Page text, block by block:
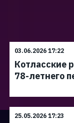
03.06.2026 17:22
Котласские
78-летнего
25.05.2026 17:23